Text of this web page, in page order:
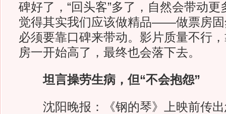
碑好了，“回头客”多了，自然会带动
觉得其实我们应该做精品——做票房固
必须要靠口碑来带动。影片质量不行
房一开始高了，最终也会落下去。
坦言操劳生病，但“不会抱怨”
沈阳晚报：《钢的琴》上映前传出